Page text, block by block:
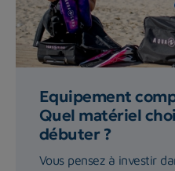
Equipement
Quel matériel
débuter ?
Vous pensez à investir